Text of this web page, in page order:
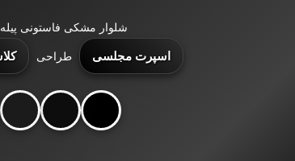
شلوار مشکی فاستونی
اسپرت مجلسی طراحی